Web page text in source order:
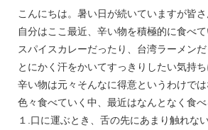
こんにちは。暑い日が続いていますが皆
自分はここ最近、辛い物を積極的に食べ
スパイスカレーだったり、台湾ラーメンだ
とにかく汗をかいてすっきりしたい気持ち
辛い物は元々そんなに得意というわけでは
色々食べていく中、最近はなんとなく食
１.口に運ぶとき、舌の先にあまり触れな